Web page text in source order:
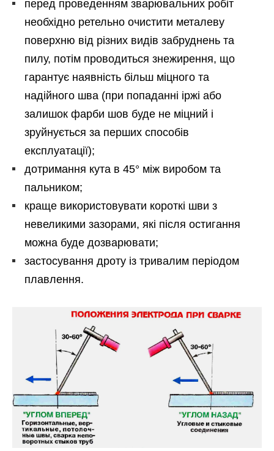
перед проведенням зварювальних робіт
необхідно ретельно очистити металеву
поверхню від різних видів забруднень та
пилу, потім проводиться знежирення, що
гарантує наявність більш міцного та
надійного шва (при попаданні іржі або
залишок фарби шов буде не міцний і
зруйнується за перших способів
експлуатації);
дотримання кута в 45° між виробом та
пальником;
краще використовувати короткі шви з
невеликими зазорами, які після остигання
можна буде дозварювати;
застосування дроту із тривалим періодом
плавлення.